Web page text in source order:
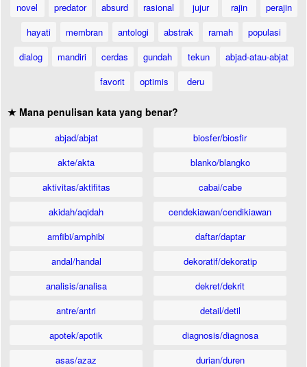
novel
predator absurd rasional jujur rajin
perajin
hayati
membran antologi abstrak ramah
populasi
dialog
mandiri cerdas gundah tekun
abjad-atau-abjat
favorit
optimis deru
★ Mana penulisan kata yang benar?
abjad/abjat
akte/akta
aktivitas/aktifitas
akidah/aqidah
amfibi/amphibi
andal/handal
analisis/analisa
antre/antri
apotek/apotik
asas/azaz
biosfer/biosfir
blanko/blangko
cabai/cabe
cendekiawan/cendikiawan
daftar/daptar
dekoratif/dekoratip
dekret/dekrit
detail/detil
diagnosis/diagnosa
durian/duren